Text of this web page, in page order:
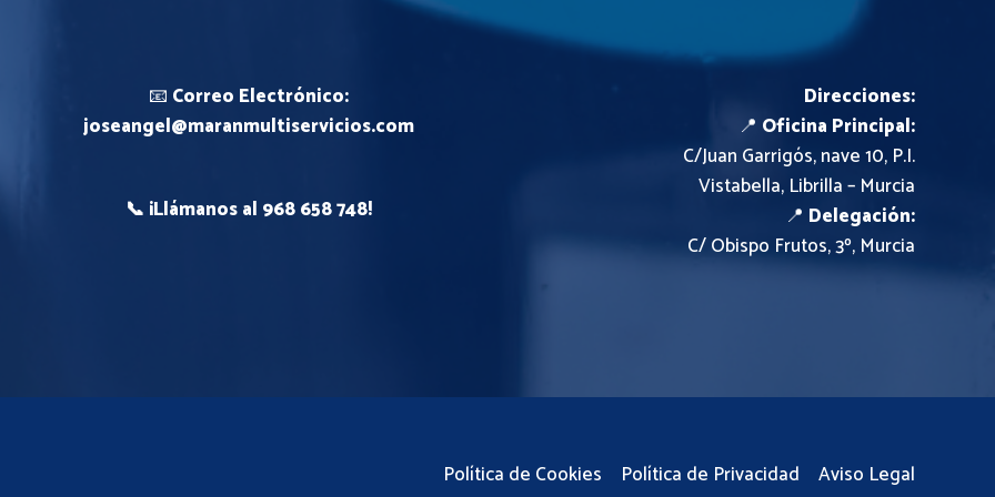
📧 Correo Electrónico:
joseangel@maranmultiservicios.com
📞 ¡Llámanos al 968 658 748!
Direcciones:
📍 Oficina Principal:
C/Juan Garrigós, nave 10, P.I.
Vistabella, Librilla – Murcia
📍 Delegación:
C/ Obispo Frutos, 3º, Murcia
Política de Cookies Política de Privacidad Aviso Legal